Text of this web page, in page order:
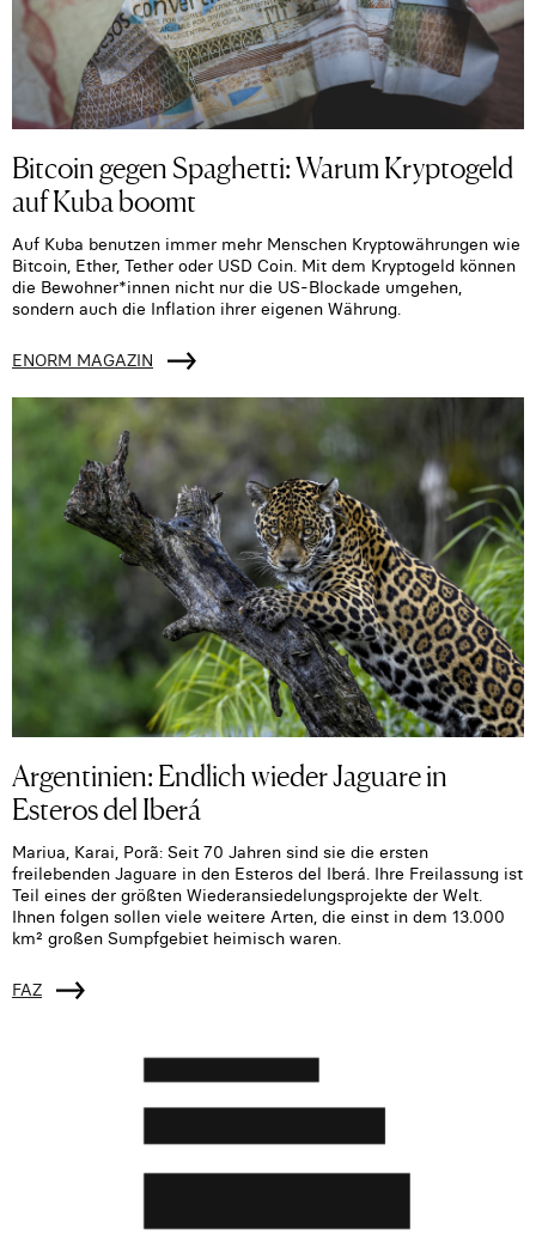
Bitcoin gegen Spaghetti: Warum Kryptogeld
auf Kuba boomt
Auf Kuba benutzen immer mehr Menschen Kryptowährungen wie
Bitcoin, Ether, Tether oder USD Coin. Mit dem Kryptogeld können
die Bewohner*innen nicht nur die US-Blockade umgehen,
sondern auch die Inflation ihrer eigenen Währung.
ENORM MAGAZIN
Argentinien: Endlich wieder Jaguare in
Esteros del Iberá
Mariua, Karai, Porã: Seit 70 Jahren sind sie die ersten
freilebenden Jaguare in den Esteros del Iberá. Ihre Freilassung ist
Teil eines der größten Wiederansiedelungsprojekte der Welt.
Ihnen folgen sollen viele weitere Arten, die einst in dem 13.000
km² großen Sumpfgebiet heimisch waren.
FAZ